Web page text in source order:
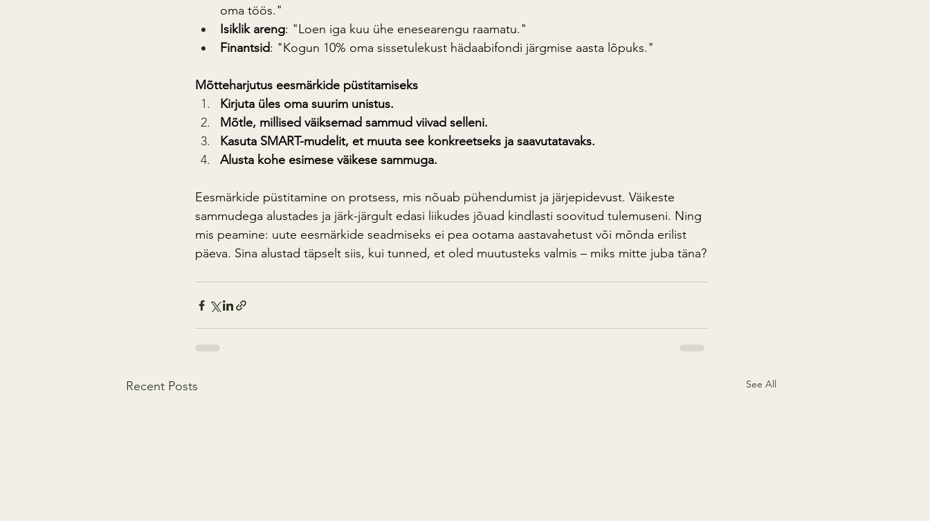
oma töös."
Isiklik areng: "Loen iga kuu ühe enesearengu raamatu."
Finantsid: "Kogun 10% oma sissetulekust hädaabifondi järgmise aasta lõpuks."
Mõtteharjutus eesmärkide püstitamiseks
Kirjuta üles oma suurim unistus.
Mõtle, millised väiksemad sammud viivad selleni.
Kasuta SMART-mudelit, et muuta see konkreetseks ja saavutatavaks.
Alusta kohe esimese väikese sammuga.
Eesmärkide püstitamine on protsess, mis nõuab pühendumist ja järjepidevust. Väikeste
sammudega alustades ja järk-järgult edasi liikudes jõuad kindlasti soovitud tulemuseni. Ning
mis peamine: uute eesmärkide seadmiseks ei pea ootama aastavahetust või mõnda erilist
päeva. Sina alustad täpselt siis, kui tunned, et oled muutusteks valmis – miks mitte juba täna?
Recent Posts See All